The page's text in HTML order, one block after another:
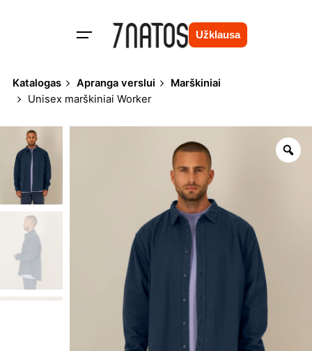
Užklausa
Katalogas Apranga verslui
Marškiniai
Unisex marškiniai Worker